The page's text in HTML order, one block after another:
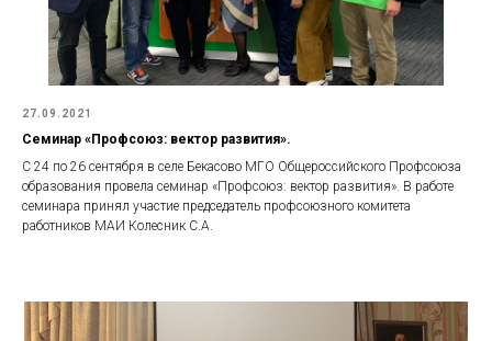
27.09.2021
Семинар «Профсоюз: вектор развития».
С 24 по 26 сентября в селе Бекасово МГО Общероссийского Профсоюза
образования провела семинар «Профсоюз: вектор развития». В работе
семинара принял участие председатель профсоюзного комитета
работников МАИ Колесник С.А.